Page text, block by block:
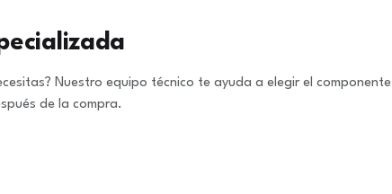
Nuestro equipo técnico te ayuda a elegir el componente
de la compra.